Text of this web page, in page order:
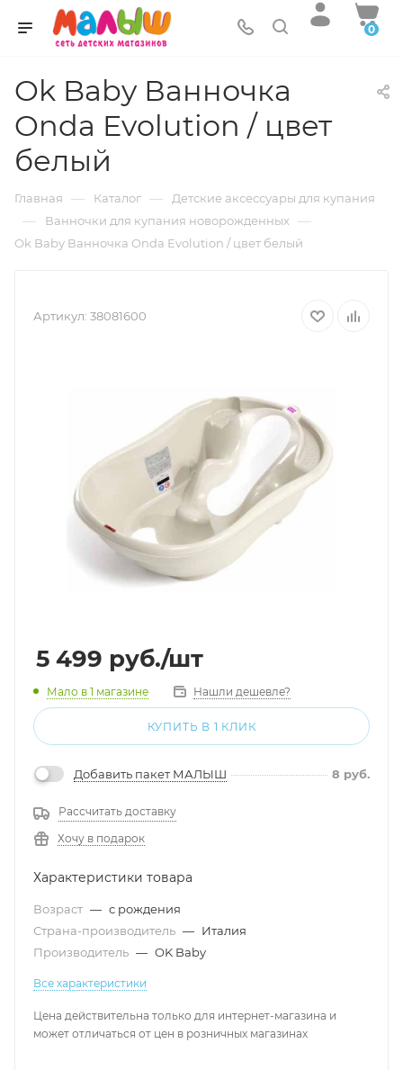
0
Ok Baby Ванночка
Onda Evolution / цвет
белый
Главная — Каталог — Детские аксессуары для купания
— Ванночки для купания новорожденных —
Ok Baby Ванночка Onda Evolution / цвет белый
Артикул: 38081600
5 499 руб./шт
Мало в 1 магазине Нашли дешевле?
КУПИТЬ В 1 КЛИК
Добавить пакет МАЛЫШ 8 руб.
Рассчитать доставку
Хочу в подарок
Характеристики товара
Возраст — с рождения
Страна-производитель — Италия
Производитель — OK Baby
Все характеристики
Цена действительна только для интернет-магазина и
может отличаться от цен в розничных магазинах